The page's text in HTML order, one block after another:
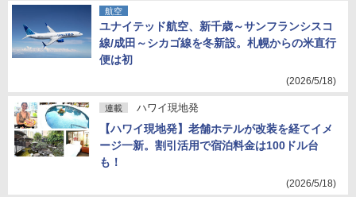
航空
ユナイテッド航空、新千歳～サンフランシスコ
線/成田～シカゴ線を冬新設。札幌からの米直行
便は初
(2026/5/18)
連載 ハワイ現地発
【ハワイ現地発】老舗ホテルが改装を経てイメ
ージ一新。割引活用で宿泊料金は100ドル台
も！
(2026/5/18)